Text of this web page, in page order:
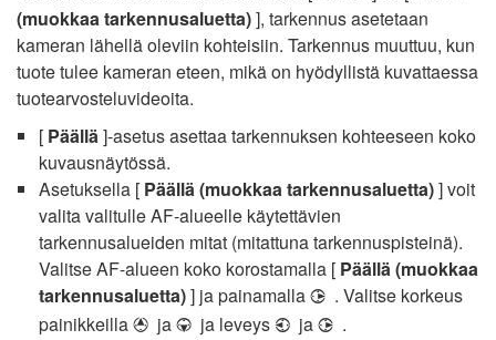
(muokkaa tarkennusaluetta)], tarkennus asetetaan
kameran lähellä oleviin kohteisiin. Tarkennus muuttuu, kun
tuote tulee kameran eteen, mikä on hyödyllistä kuvattaessa
tuotearvosteluvideoita.
[ Päällä]-asetus asettaa tarkennuksen kohteeseen koko
kuvausnäytössä.
Asetuksella [ Päällä (muokkaa tarkennusaluetta)] voit
valita valitulle AF-alueelle käytettävien
tarkennusalueiden mitat (mitattuna tarkennuspisteinä).
Valitse AF-alueen koko korostamalla [ Päällä (muokkaa
tarkennusaluetta)] ja painamalla 2 . Valitse korkeus
painikkeilla 1 ja 3 ja leveys 4 ja 2 .